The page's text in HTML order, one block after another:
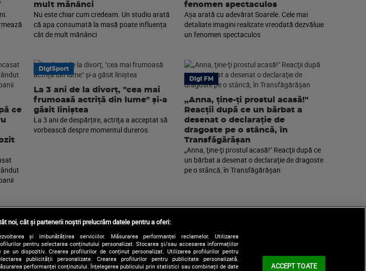
mult mănânci
Nu este chiar cum credeam. Un studiu arată
că apa consumată la masă poate influența
cât de mult mănânci
fenomen spectaculos
Așa arată cu adevărat Soarele. Cele mai
detaliate imagini realizate vreodată dezvăluie
un fenomen spectaculos
ce
DigiSport
La 3 ani de la divorț, "cea mai
frumoasă actriță din lume" și-a
găsit liniștea
La 3 ani de despărțire, actrița a acceptat să
vorbească despre momentul dureros.
Digi FM
„Anna, ţine-ţi prostul acasă!"
Reacţii după ce un bărbat a
desenat o declaraţie de
dragoste pe o stâncă, în
Transfăgărăşan
„Anna, ţine-ţi prostul acasă!" Reacţii după ce
un bărbat a desenat o declaraţie de dragoste
pe o stâncă, în Transfăgărăşan
și pe:
noi, cât și partenerii noștri prelucrăm datele pentru a oferi:
și îmbunătățirea serviciilor. Măsurarea performanței reclamelor. Utilizarea
pentru selectarea conținutului personalizat. Stocarea și/sau accesarea informațiilor
pe un dispozitiv. Crearea profilurilor de conținut personalizat. Utilizarea profilurilor pentru
publicității personalizate. Crearea profilurilor pentru publicitate personalizată.
performanței conținutului. Înțelegerea publicului prin statistici sau combinații de date
ACCEPT TOATE